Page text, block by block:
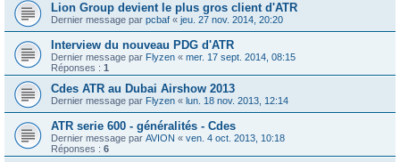
Lion Group devient le plus gros client d'ATR
Dernier message par pcbaf « jeu. 27 nov. 2014, 20:20
Interview du nouveau PDG d'ATR
Dernier message par Flyzen « mer. 17 sept. 2014, 08:15
Réponses : 1
Cdes ATR au Dubai Airshow 2013
Dernier message par Flyzen « lun. 18 nov. 2013, 12:14
ATR serie 600 - généralités - Cdes
Dernier message par AVION « ven. 4 oct. 2013, 10:18
Réponses : 6